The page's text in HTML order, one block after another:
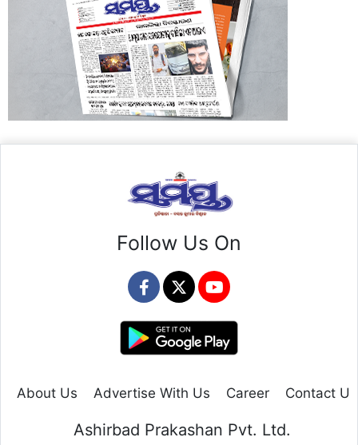
Follow Us On
About Us Advertise With Us Career Contact Us
Ashirbad Prakashan Pvt. Ltd.